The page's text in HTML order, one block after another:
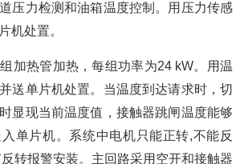
压力检测和油箱温度控制。用压力传感
机处置。
加热管加热，每组功率为24 kW。用温
送单片机处置。当温度到达请求时，切
显现当前温度值，接触器跳闸温度能够
单片机。系统中电机只能正转,不能反
转报警安装。主回路采用空开和接触器